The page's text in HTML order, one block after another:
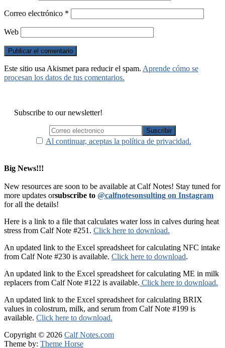
Correo electrónico *
Web
Este sitio usa Akismet para reducir el spam. Aprende cómo se
procesan los datos de tus comentarios.
Subscribe to our newsletter!
Al continuar, aceptas la política de privacidad.
Big News!!!
New resources are soon to be available at Calf Notes! Stay tuned for
more updates orsubscribe to @calfnotesonsulting on Instagram
for all the details!
Here is a link to a file that calculates water loss in calves during heat
stress from Calf Note #251. Click here to download.
An updated link to the Excel spreadsheet for calculating NFC intake
from Calf Note #230 is available. Click here to download.
An updated link to the Excel spreadsheet for calculating ME in milk
replacers from Calf Note #122 is available. Click here to download.
An updated link to the Excel spreadsheet for calculating BRIX
values in colostrum, milk, and serum from Calf Note #199 is
available. Click here to download.
Copyright © 2026 Calf Notes.com
Theme by: Theme Horse